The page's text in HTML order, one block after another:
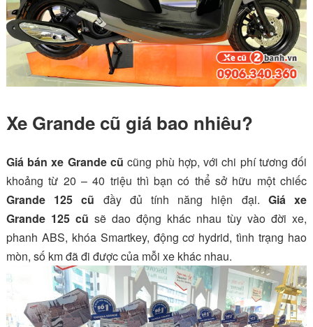
Xe Grande cũ giá bao nhiêu?
Giá bán xe Grandecũ cũng phù hợp, với chi phí tương đối
khoảng từ 20 – 40 triệu thì bạn có thể sở hữu một chiếc
Grande125 cũ đầy đủ tính năng hiện đại. Giá xe
Grande125 cũ sẽ dao động khác nhau tùy vào đời xe,
phanh ABS, khóa Smartkey, động cơ hydrid, tình trạng hao
mòn, số km đã đi được của mỗi xe khác nhau.